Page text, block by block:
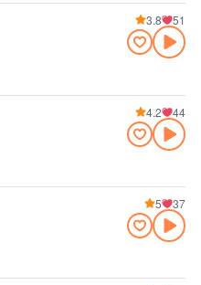
3.8 51
4.2 44
5 37